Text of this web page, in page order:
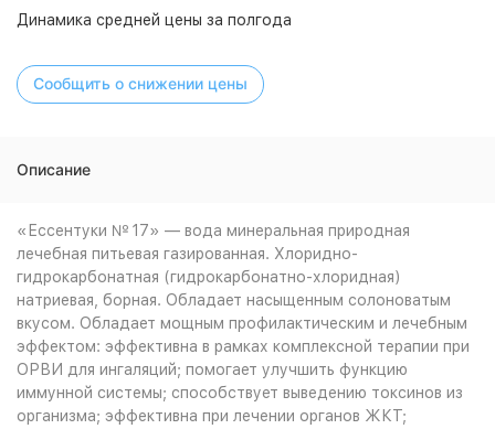
Динамика средней цены за полгода
Сообщить о снижении цены
Описание
«Ессентуки № 17» — вода минеральная природная
лечебная питьевая газированная. Хлоридно-
гидрокарбонатная (гидрокарбонатно-хлоридная)
натриевая, борная. Обладает насыщенным солоноватым
вкусом. Обладает мощным профилактическим и лечебным
эффектом: эффективна в рамках комплексной терапии при
ОРВИ для ингаляций; помогает улучшить функцию
иммунной системы; способствует выведению токсинов из
организма; эффективна при лечении органов ЖКТ;